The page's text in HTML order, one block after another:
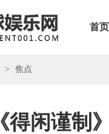
首页
> 焦点
得闲谨制